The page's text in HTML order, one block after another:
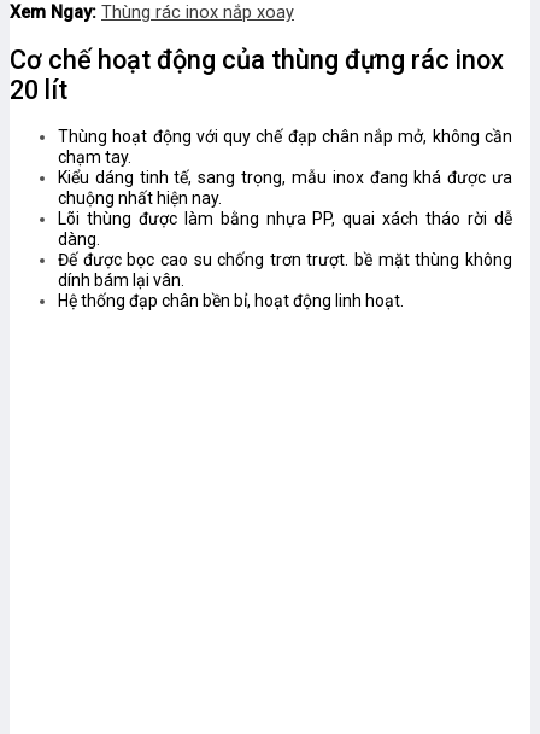
Xem Ngay: Thùng rác inox nắp xoay
Cơ chế hoạt động của thùng đựng rác inox
20 lít
Thùng hoạt động với quy chế đạp chân nắp mở, không cần
chạm tay.
Kiểu dáng tinh tế, sang trọng, mẫu inox đang khá được ưa
chuộng nhất hiện nay.
Lõi thùng được làm bằng nhựa PP, quai xách tháo rời dễ
dàng.
Đế được bọc cao su chống trơn trượt. bề mặt thùng không
dính bám lại vân.
Hệ thống đạp chân bền bỉ, hoạt động linh hoạt.